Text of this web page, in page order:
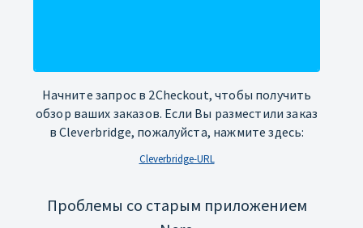
Начните запрос в 2Checkout, чтобы получить
обзор ваших заказов. Если Вы разместили заказ
в Cleverbridge, пожалуйста, нажмите здесь:
Cleverbridge-URL
Проблемы со старым приложением